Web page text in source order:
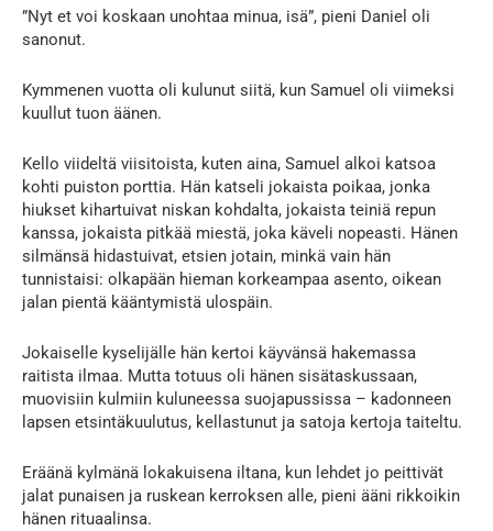
”Nyt et voi koskaan unohtaa minua, isä”, pieni Daniel oli
sanonut.
Kymmenen vuotta oli kulunut siitä, kun Samuel oli viimeksi
kuullut tuon äänen.
Kello viideltä viisitoista, kuten aina, Samuel alkoi katsoa
kohti puiston porttia. Hän katseli jokaista poikaa, jonka
hiukset kihartuivat niskan kohdalta, jokaista teiniä repun
kanssa, jokaista pitkää miestä, joka käveli nopeasti. Hänen
silmänsä hidastuivat, etsien jotain, minkä vain hän
tunnistaisi: olkapään hieman korkeampaa asento, oikean
jalan pientä kääntymistä ulospäin.
Jokaiselle kyselijälle hän kertoi käyvänsä hakemassa
raitista ilmaa. Mutta totuus oli hänen sisätaskussaan,
muovisiin kulmiin kuluneessa suojapussissa – kadonneen
lapsen etsintäkuulutus, kellastunut ja satoja kertoja taiteltu.
Eräänä kylmänä lokakuisena iltana, kun lehdet jo peittivät
jalat punaisen ja ruskean kerroksen alle, pieni ääni rikkoikin
hänen rituaalinsa.